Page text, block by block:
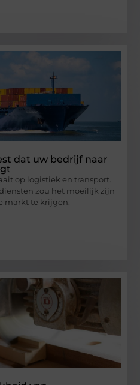
dat uw bedrijf naar
op logistiek en transport.
zou het moeilijk zijn
markt te krijgen,